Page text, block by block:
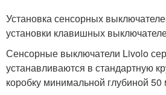
Установка сенсорных
установки клавишных
Сенсорные выключатели Livolo
устанавливаются в стандартную
коробку минимальной глубиной 50